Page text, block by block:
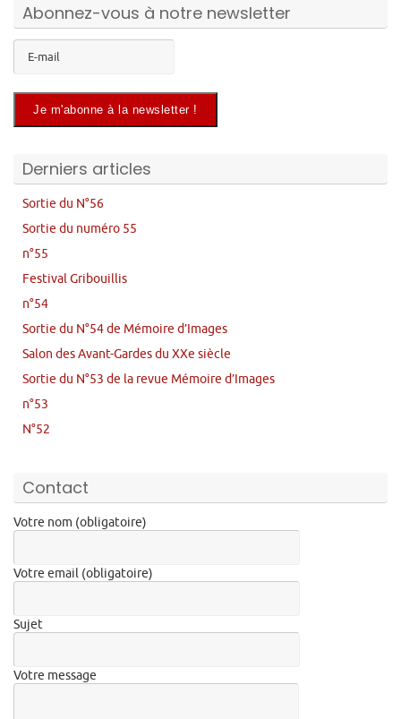
Abonnez-vous à notre newsletter
Derniers articles
Sortie du N°56
Sortie du numéro 55
n°55
Festival Gribouillis
n°54
Sortie du N°54 de Mémoire d’Images
Salon des Avant-Gardes du XXe siècle
Sortie du N°53 de la revue Mémoire d’Images
n°53
N°52
Contact
Votre nom (obligatoire)
Votre email (obligatoire)
Sujet
Votre message